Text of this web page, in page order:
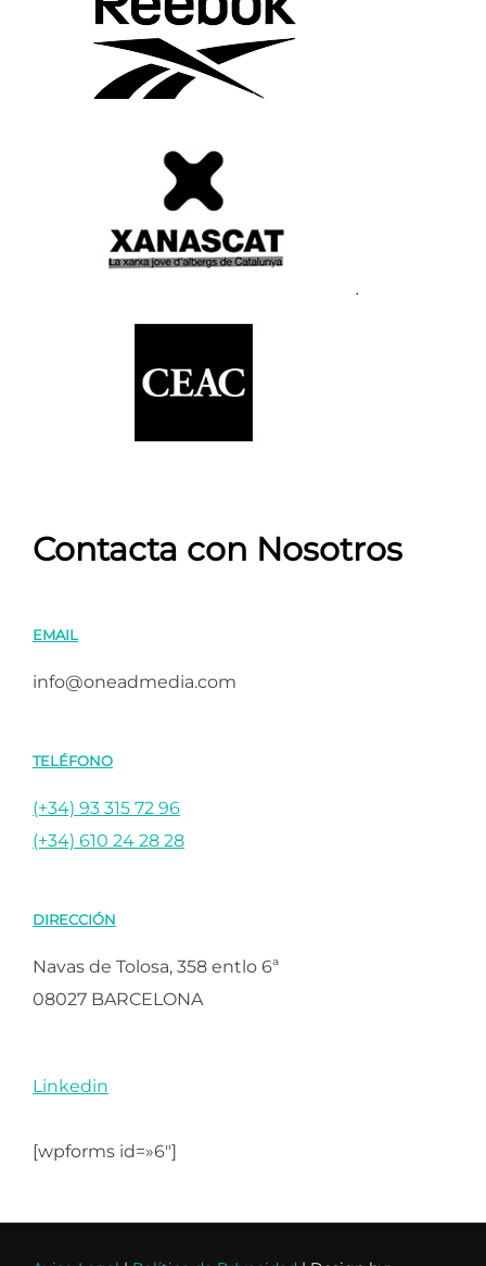
Contacta con Nosotros
EMAIL
info@oneadmedia.com
TELÉFONO
(+34) 93 315 72 96
(+34) 610 24 28 28
DIRECCIÓN
Navas de Tolosa, 358 entlo 6ª
08027 BARCELONA
Linkedin
[wpforms id=»6″]